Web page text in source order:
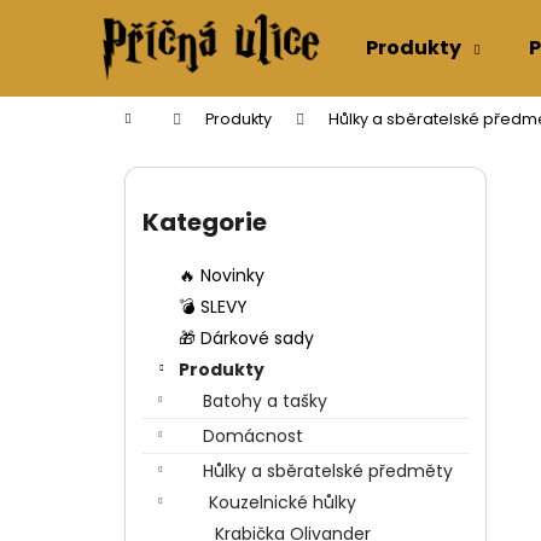
Produkty
Domů Produkty Hůlky a sběratelské
kategorie
Kategorie
🔥 Novinky
💣 SLEVY
🎁 Dárkové sady
Produkty
Batohy a tašky
Domácnost
Hůlky a sběratelské předměty
Kouzelnické hůlky
Krabička Olivander
í
Zpět
do
Zpět
do